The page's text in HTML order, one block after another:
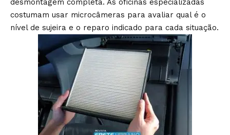
costumam usar microcâmeras para avaliar qual é o
nível de sujeira e o reparo indicado para cada situação.